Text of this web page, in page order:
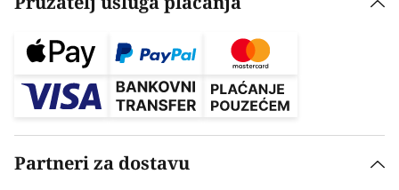
Partneri za dostavu